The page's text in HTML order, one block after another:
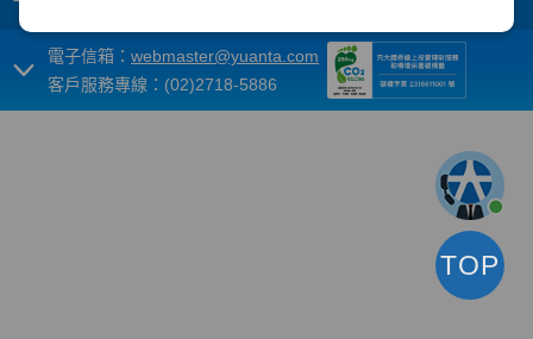
電子信箱： webmaster@yuanta.com
客戶服務專線：(02)2718-5886
TOP